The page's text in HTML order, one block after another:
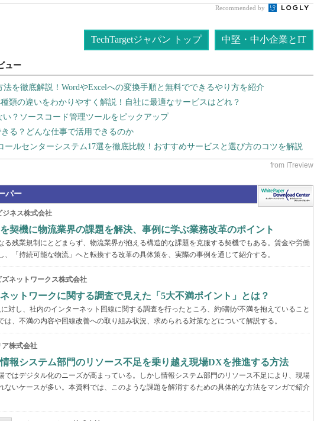
Recommended by
TechTargetジャパン トップ 中堅・中小企業とIT
法を徹底解説！WordやExcelへの変換手順と無料でできるやり方を紹介
種類の違いをわかりやすく解説！自社に最適なサービスはどれ？
い？ソースコード管理ツールをピックアップ
きる？どんな仕事で活用できるのか
ールセンターシステム17選を徹底比較！おすすめサービスと選び方のコツを解説
パー
ネス株式会社
を契機に物流業界の課題を解決、事例に学ぶ業務改革のポイント
る残業規制にとどまらず、物流業界が抱える構造的な課題を克服する契機でもある。賃金や労働
、「持続可能な物流」へと転換する改革の具体策を、実際の事例を通じて紹介する。
ズネットワークス株式会社
ットワークに関する調査で見えた「5大不満ポイント」とは？
対し、社内のインターネット回線に関する調査を行ったところ、約6割が不満を抱えていること
は、不満の内容や回線改善への取り組み状況、求められる対策などについて解説する。
ア株式会社
報システム部門のリソース不足を乗り越え現場DXを推進する方法
ではデジタル化のニーズが高まっている。しかし情報システム部門のリソース不足により、現場
ないケースが多い。本資料では、このような課題を解消するための具体的な方法をマンガで紹介